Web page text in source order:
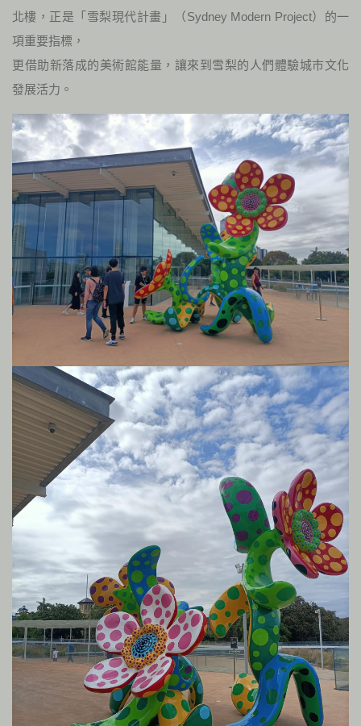
北樓，正是「雪梨現代計畫」（Sydney Modern Project）的一
項重要指標，
更借助新落成的美術館能量，讓來到雪梨的人們體驗城市文化
發展活力。